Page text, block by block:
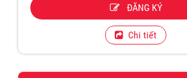
ĐĂNG KÝ
Chi tiết